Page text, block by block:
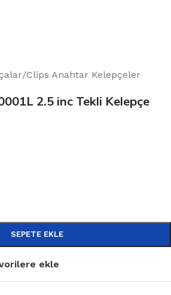
/Clips Anahtar Kelepçeler
2.5 inc Tekli Kelepçe
SEPETE EKLE
ekle